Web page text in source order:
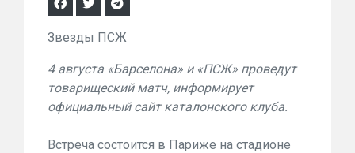
Звезды ПСЖ
4 августа «Барселона» и «ПСЖ» проведут
товарищеский матч, информирует
официальный сайт каталонского клуба.
Встреча состоится в Париже на стадионе